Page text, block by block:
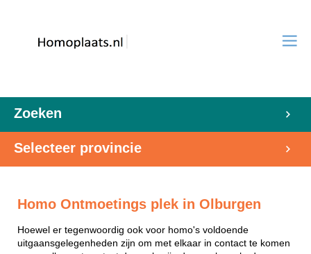
Zoeken
Selecteer provincie
Homo Ontmoetings plek in Olburgen
Hoewel er tegenwoordig ook voor homo's voldoende
uitgaansgelegenheden zijn om met elkaar in contact te komen